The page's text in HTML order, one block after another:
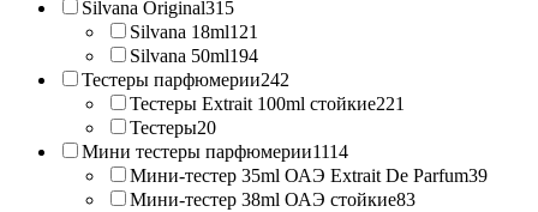
Silvana Original315
Silvana 18ml121
Silvana 50ml194
Тестеры парфюмерии242
Тестеры Extrait 100ml стойкие221
Тестеры20
Мини тестеры парфюмерии1114
Мини-тестер 35ml ОАЭ Extrait De Parfum39
Мини-тестер 38ml ОАЭ стойкие83